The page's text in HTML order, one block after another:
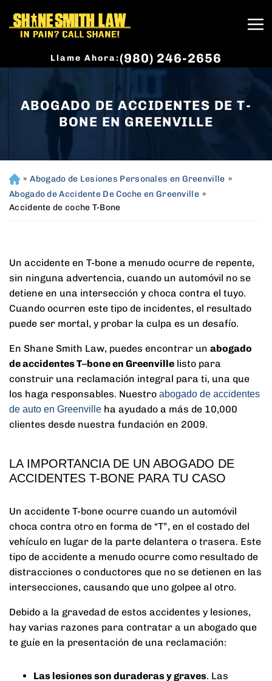
Llame Ahora:(980) 246-2656
ABOGADO DE ACCIDENTES DE T-
BONE EN GREENVILLE
H
o
m
» Abogado de Lesiones Personales en Greenville »
Abogado de Accidente De Coche en Greenville »
Accidente de coche T-Bone
Un accidente en T-bone a menudo ocurre de repente,
sin ninguna advertencia, cuando un automóvil no se
detiene en una intersección y choca contra el tuyo.
Cuando ocurren este tipo de incidentes, el resultado
puede ser mortal, y probar la culpa es un desafío.
En Shane Smith Law, puedes encontrar un abogado
de accidentes T–bone en Greenville listo para
construir una reclamación integral para ti, una que
los haga responsables. Nuestro abogado de accidentes
de auto en Greenville ha ayudado a más de 10,000
clientes desde nuestra fundación en 2009.
LA IMPORTANCIA DE UN ABOGADO DE
ACCIDENTES T-BONE PARA TU CASO
Un accidente T-bone ocurre cuando un automóvil
choca contra otro en forma de “T”, en el costado del
vehículo en lugar de la parte delantera o trasera. Este
tipo de accidente a menudo ocurre como resultado de
distracciones o conductores que no se detienen en las
intersecciones, causando que uno golpee al otro.
Debido a la gravedad de estos accidentes y lesiones,
hay varias razones para contratar a un abogado que
te guíe en la presentación de una reclamación:
Las lesiones son duraderas y graves. Las